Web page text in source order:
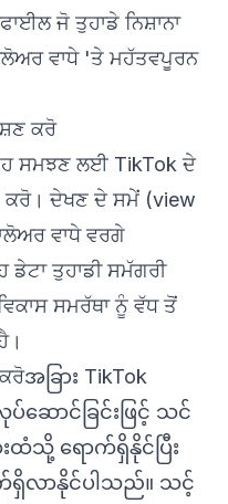
ਜੋ ਤੁਹਾਡੇ ਨਿਸ਼ਾਨਾ
ਵਾਧੇ 'ਤੇ ਮਹੱਤਵਪੂਰਨ
ਕਰੋ
ਸਮਝਣ ਲਈ TikTok ਦੇ
ਕਰੋ। ਦੇਖਣ ਦੇ ਸਮੇਂ (view
ਵਾਧੇ ਵਰਗੇ
ਤੁਹਾਡੀ ਸਮੱਗਰੀ
ਸਮਰੱਥਾ ਨੂੰ ਵੱਧ ਤੋਂ
အခြား TikTok
ပ်ဆောင်ခြင်းဖြင့် သင်
ထံသို့ ရောက်ရှိနိုင်ပြီး
လာနိုင်ပါသည်။ သင့်